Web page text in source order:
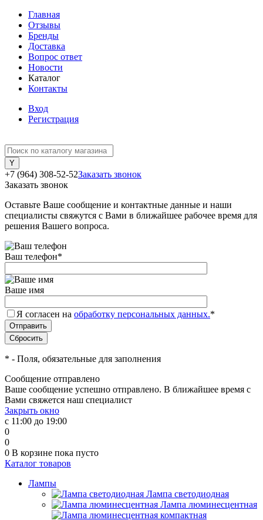
Главная
Отзывы
Бренды
Доставка
Вопрос ответ
Новости
Каталог
Контакты
Вход
Регистрация
+7 (964) 308-52-52Заказать звонок
Заказать звонок
Оставьте Ваше сообщение и контактные данные и наши
специалисты свяжутся с Вами в ближайшее рабочее время для
решения Вашего вопроса.
Ваш телефон*
Ваше имя
Я согласен на обработку персональных данных.*
* - Поля, обязательные для заполнения
Сообщение отправлено
Ваше сообщение успешно отправлено. В ближайшее время с
Вами свяжется наш специалист
Закрыть окно
с 11:00 до 19:00
0
0
0 В корзине пока пусто
Каталог товаров
Лампы
Лампа светодиодная
Лампа люминесцентная